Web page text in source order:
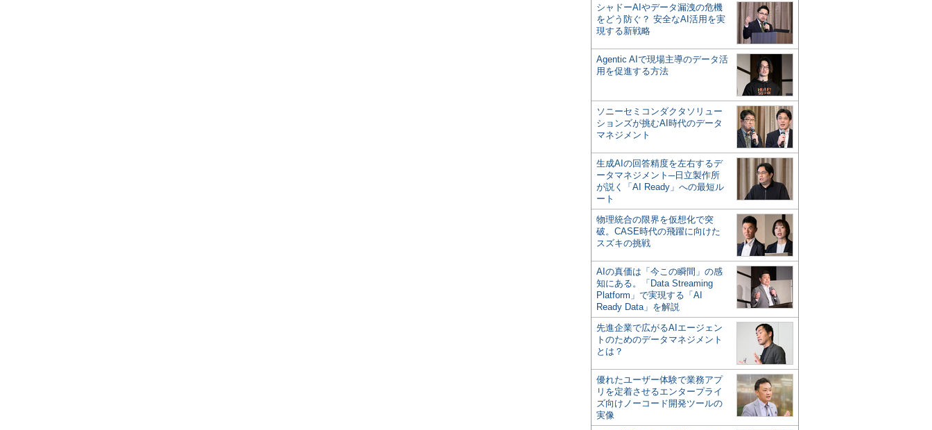
シャドーAIやデータ漏洩の危機
をどう防ぐ？ 安全なAI活用を実
現する新戦略
Agentic AIで現場主導のデータ活
用を促進する方法
ソニーセミコンダクタソリュー
ションズが挑むAI時代のデータ
マネジメント
生成AIの回答精度を左右するデ
ータマネジメント─日立製作所
が説く「AI Ready」への最短ル
ート
物理統合の限界を仮想化で突
破。CASE時代の飛躍に向けた
スズキの挑戦
AIの真価は「今この瞬間」の感
知にある。「Data Streaming
Platform」で実現する「AI
Ready Data」を解説
先進企業で広がるAIエージェン
トのためのデータマネジメント
とは？
優れたユーザー体験で業務アプ
リを定着させるエンタープライ
ズ向けノーコード開発ツールの
実像